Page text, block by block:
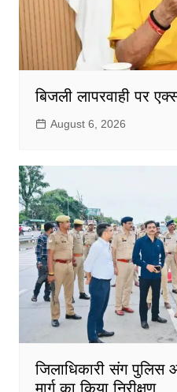
बिजली लापरवाही पर
August 6, 2026
जिलाधिकारी संग पुलिस
मार्ग का किया निरीक्षण